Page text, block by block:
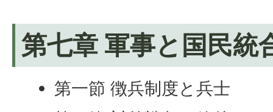
第七章 軍事と国民統
第一節 徴兵制度と兵士